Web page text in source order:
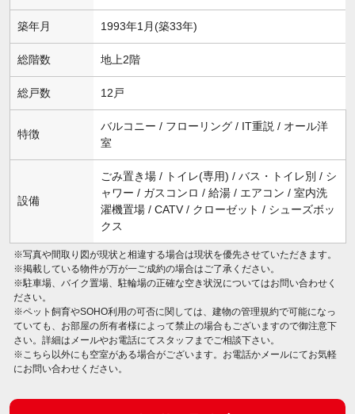
築年月 1993年1月(築33年)
総階数 地上2階
総戸数 12戸
特徴
バルコニー / フローリング / IT重説 / オール洋
室
設備
ごみ置き場 / トイレ(専用) / バス・トイレ別 / シ
ャワー / ガスコンロ / 給湯 / エアコン / 室内洗
濯機置場 / CATV / クローゼット / シューズボッ
クス
※写真や間取り図が現状と相違する場合は現状を優先させていただきます。
※掲載している物件が万が一ご成約の場合はご了承ください。
※駐車場、バイク置場、駐輪場の正確な空き状況についてはお問い合わせく
ださい。
※ペット飼育やSOHO利用の可否に関しては、建物の管理規約で可能になっ
ていても、お部屋の所有者様によって禁止の場合もございますので御注意下
さい。詳細はメールやお電話にてスタッフまでご相談下さい。
※こちら以外にも空室がある場合がございます。お電話かメールにてお気軽
にお問い合わせください。